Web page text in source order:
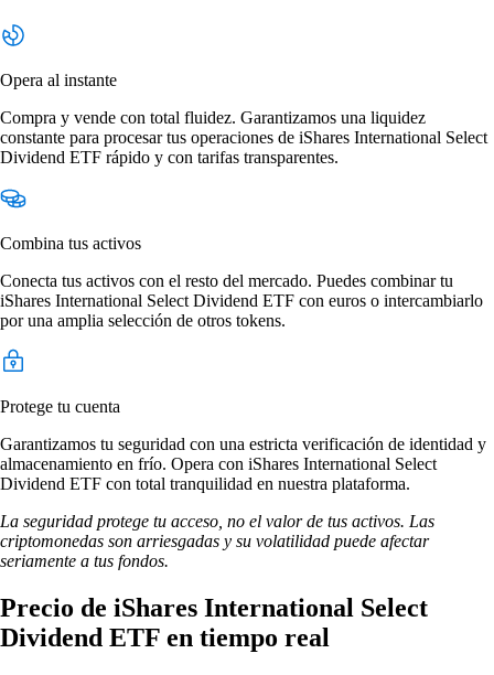
Opera al instante
Compra y vende con total fluidez. Garantizamos una liquidez
constante para procesar tus operaciones de iShares International Select
Dividend ETF rápido y con tarifas transparentes.
Combina tus activos
Conecta tus activos con el resto del mercado. Puedes combinar tu
iShares International Select Dividend ETF con euros o intercambiarlo
por una amplia selección de otros tokens.
Protege tu cuenta
Garantizamos tu seguridad con una estricta verificación de identidad y
almacenamiento en frío. Opera con iShares International Select
Dividend ETF con total tranquilidad en nuestra plataforma.
La seguridad protege tu acceso, no el valor de tus activos. Las
criptomonedas son arriesgadas y su volatilidad puede afectar
seriamente a tus fondos.
Precio de iShares International Select
Dividend ETF en tiempo real